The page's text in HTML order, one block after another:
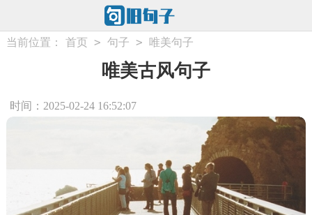
当前位置： 首页 > 句子 > 唯美句子
唯美古风句子
时间：2025-02-24 16:52:07